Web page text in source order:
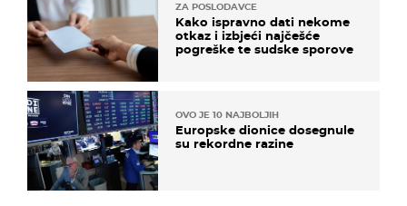
ZA POSLODAVCE
Kako ispravno dati nekome
otkaz i izbjeći najčešće
pogreške te sudske sporove
OVO JE 10 NAJBOLJIH
Europske dionice dosegnule
su rekordne razine